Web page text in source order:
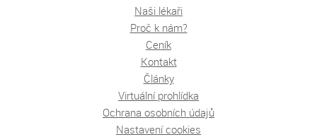
Naši lékaři
Proč k nám?
Ceník
Kontakt
Články
Virtuální prohlídka
Ochrana osobních údajů
Nastavení cookies